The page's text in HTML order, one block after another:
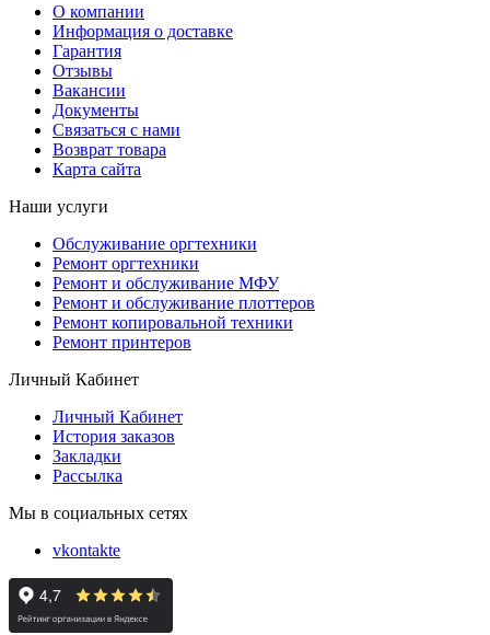
О компании
Информация о доставке
Гарантия
Отзывы
Вакансии
Документы
Связаться с нами
Возврат товара
Карта сайта
Наши услуги
Обслуживание оргтехники
Ремонт оргтехники
Ремонт и обслуживание МФУ
Ремонт и обслуживание плоттеров
Ремонт копировальной техники
Ремонт принтеров
Личный Кабинет
Личный Кабинет
История заказов
Закладки
Рассылка
Мы в социальных сетях
vkontakte